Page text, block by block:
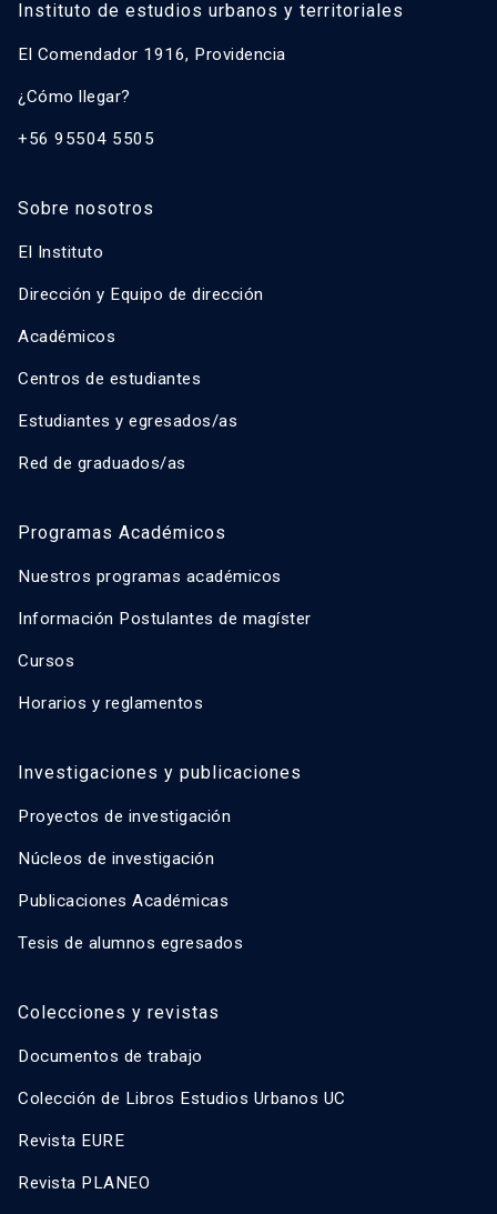
Instituto de estudios urbanos y territoriales
El Comendador 1916, Providencia
¿Cómo llegar?
+56 95504 5505
Sobre nosotros
El Instituto
Dirección y Equipo de dirección
Académicos
Centros de estudiantes
Estudiantes y egresados/as
Red de graduados/as
Programas Académicos
Nuestros programas académicos
Información Postulantes de magíster
Cursos
Horarios y reglamentos
Investigaciones y publicaciones
Proyectos de investigación
Núcleos de investigación
Publicaciones Académicas
Tesis de alumnos egresados
Colecciones y revistas
Documentos de trabajo
Colección de Libros Estudios Urbanos UC
Revista EURE
Revista PLANEO